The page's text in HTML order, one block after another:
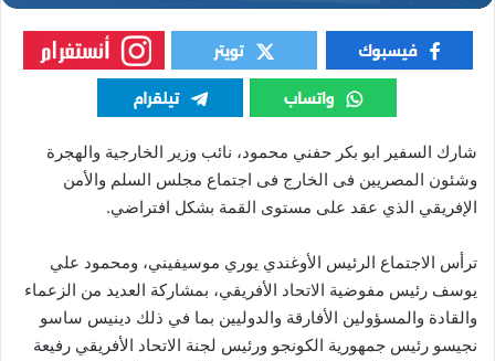
شارك السفير ابو بكر حفني محمود، نائب وزير الخارجية والهجرة
وشئون المصريين فى الخارج فى اجتماع مجلس السلم والأمن
الإفريقي الذي عقد على مستوى القمة بشكل افتراضي.
ترأس الاجتماع الرئيس الأوغندي يوري موسيفيني، ومحمود علي
يوسف رئيس مفوضية الاتحاد الأفريقي، بمشاركة العديد من الزعماء
والقادة والمسؤولين الأفارقة والدوليين بما في ذلك دينيس ساسو
نجيسو رئيس جمهورية الكونجو ورئيس لجنة الاتحاد الأفريقي رفيعة